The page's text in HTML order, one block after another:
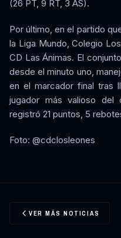
(26 PT, 9 RT, 3 AS).
Por último, en el partido
la Liga Mundo, Colegio
CD Las Ánimas. El
desde el minuto uno,
en el marcador final tras
jugador más valioso del
registró 21 puntos, 5
Foto: @cdclosleones
VER MÁS NOTICIAS